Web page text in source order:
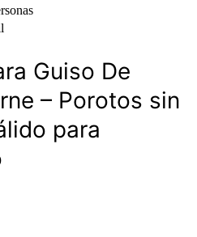
Guiso De
– Porotos sin
para